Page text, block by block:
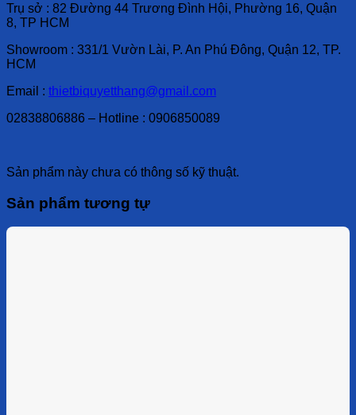
Trụ sở : 82 Đường 44 Trương Đình Hội, Phường 16, Quận
8, TP HCM
Showroom : 331/1 Vườn Lài, P. An Phú Đông, Quận 12, TP.
HCM
Email : thietbiquyetthang@gmail.com
02838806886 – Hotline : 0906850089
Sản phẩm này chưa có thông số kỹ thuật.
Sản phẩm tương tự